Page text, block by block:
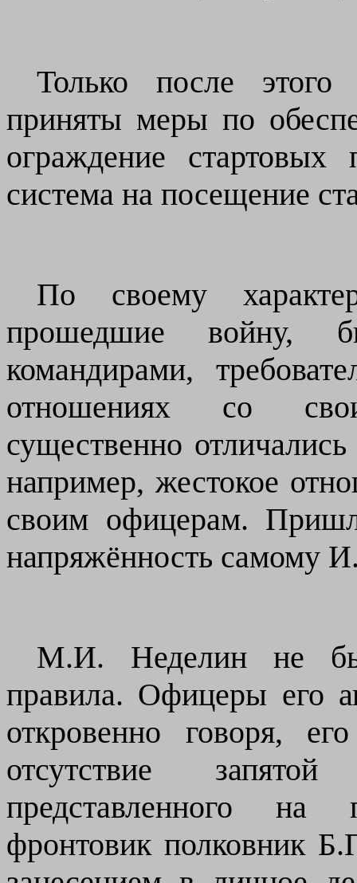
Только после
приняты меры по
ограждение стартовых
система на посещение
По своему
прошедшие войну,
командирами,
отношениях со
существенно
например, жестокое
своим офицерам.
напряжённость самому
М.И. Неделин не
правила. Офицеры его
откровенно говоря,
отсутствие
представленного на
фронтовик полковник